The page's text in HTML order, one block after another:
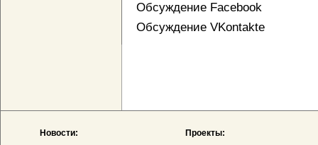
Обсуждение Facebook
Обсуждение VKontakte
Новости: Проекты: